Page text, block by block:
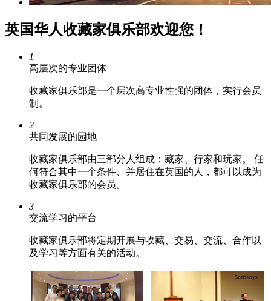
英国华人收藏家俱乐部欢迎您！
1
高层次的专业团体
收藏家俱乐部是一个层次高专业性强的团体，实行会员
制。
2
共同发展的园地
收藏家俱乐部由三部分人组成：藏家、行家和玩家。 任
何符合其中一个条件、并居住在英国的人，都可以成为
收藏家俱乐部的会员。
3
交流学习的平台
收藏家俱乐部将定期开展与收藏、交易、交流、合作以
及学习等方面有关的活动。